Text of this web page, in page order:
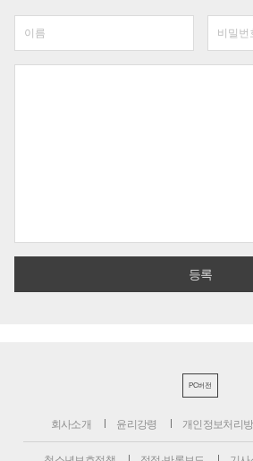
PC버전
회사소개 윤리강령 개인정보처리